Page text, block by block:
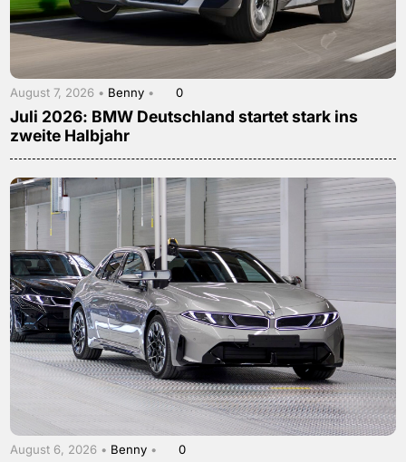
August 7, 2026 • Benny • 0
Juli 2026: BMW Deutschland startet stark ins
zweite Halbjahr
August 6, 2026 • Benny • 0